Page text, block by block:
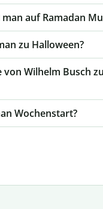
auf Ramadan
zu Halloween?
von Wilhelm Busch
Wochenstart?